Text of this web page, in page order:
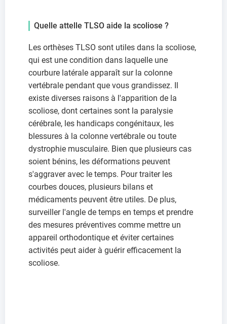
Quelle attelle TLSO aide la scoliose ?
Les orthèses TLSO sont utiles dans la scoliose,
qui est une condition dans laquelle une
courbure latérale apparaît sur la colonne
vertébrale pendant que vous grandissez. Il
existe diverses raisons à l'apparition de la
scoliose, dont certaines sont la paralysie
cérébrale, les handicaps congénitaux, les
blessures à la colonne vertébrale ou toute
dystrophie musculaire. Bien que plusieurs cas
soient bénins, les déformations peuvent
s'aggraver avec le temps. Pour traiter les
courbes douces, plusieurs bilans et
médicaments peuvent être utiles. De plus,
surveiller l'angle de temps en temps et prendre
des mesures préventives comme mettre un
appareil orthodontique et éviter certaines
activités peut aider à guérir efficacement la
scoliose.